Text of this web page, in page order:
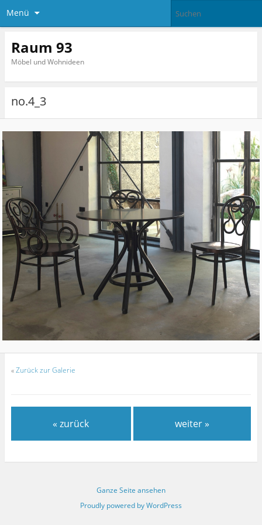
Menü
Raum 93
Möbel und Wohnideen
no.4_3
«Zurück zur Galerie
« zurück weiter »
Ganze Seite ansehen
Proudly powered by WordPress